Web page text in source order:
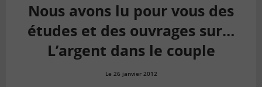
Nous avons lu pour vous des
études et des ouvrages sur…
L’argent dans le couple
Le 26 janvier 2012